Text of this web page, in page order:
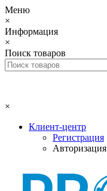
Меню
×
Информация
×
Поиск товаров
×
Клиент-центр
Регистрация
Авторизация